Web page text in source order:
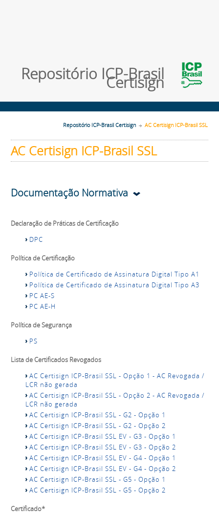
Repositório ICP-Brasil
Certisign
Repositório ICP-Brasil Certisign AC Certisign ICP-Brasil SSL
AC Certisign ICP-Brasil SSL
Documentação Normativa
Declaração de Práticas de Certificação
DPC
Política de Certificação
Política de Certificado de Assinatura Digital Tipo A1
Política de Certificado de Assinatura Digital Tipo A3
PC AE-S
PC AE-H
Política de Segurança
PS
Lista de Certificados Revogados
AC Certisign ICP-Brasil SSL - Opção 1 - AC Revogada /
LCR não gerada
AC Certisign ICP-Brasil SSL - Opção 2 - AC Revogada /
LCR não gerada
AC Certisign ICP-Brasil SSL - G2 - Opção 1
AC Certisign ICP-Brasil SSL - G2 - Opção 2
AC Certisign ICP-Brasil SSL EV - G3 - Opção 1
AC Certisign ICP-Brasil SSL EV - G3 - Opção 2
AC Certisign ICP-Brasil SSL EV - G4 - Opção 1
AC Certisign ICP-Brasil SSL EV - G4 - Opção 2
AC Certisign ICP-Brasil SSL - G5 - Opção 1
AC Certisign ICP-Brasil SSL - G5 - Opção 2
Certificado*